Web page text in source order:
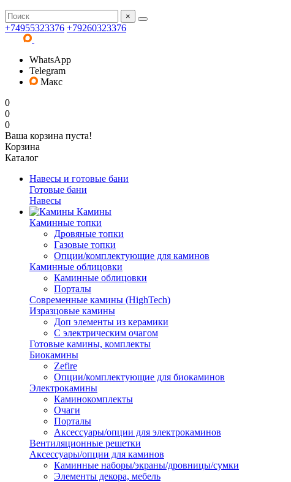
×
+74955323376 +79260323376
WhatsApp
Telegram
Макс
0
0
0
Ваша корзина пуста!
Корзина
Каталог
Навесы и готовые бани
Готовые бани
Навесы
Камины
Каминные топки
Дровяные топки
Газовые топки
Опции/комплектующие для каминов
Каминные облицовки
Каминные облицовки
Порталы
Современные камины (HighTech)
Изразцовые камины
Доп элементы из керамики
С электрическим очагом
Готовые камины, комплекты
Биокамины
Zefire
Опции/комплектующие для биокаминов
Электрокамины
Каминокомплекты
Очаги
Порталы
Аксессуары/опции для электрокаминов
Вентиляционные решетки
Аксессуары/опции для каминов
Каминные наборы/экраны/дровницы/сумки
Элементы декора, мебель